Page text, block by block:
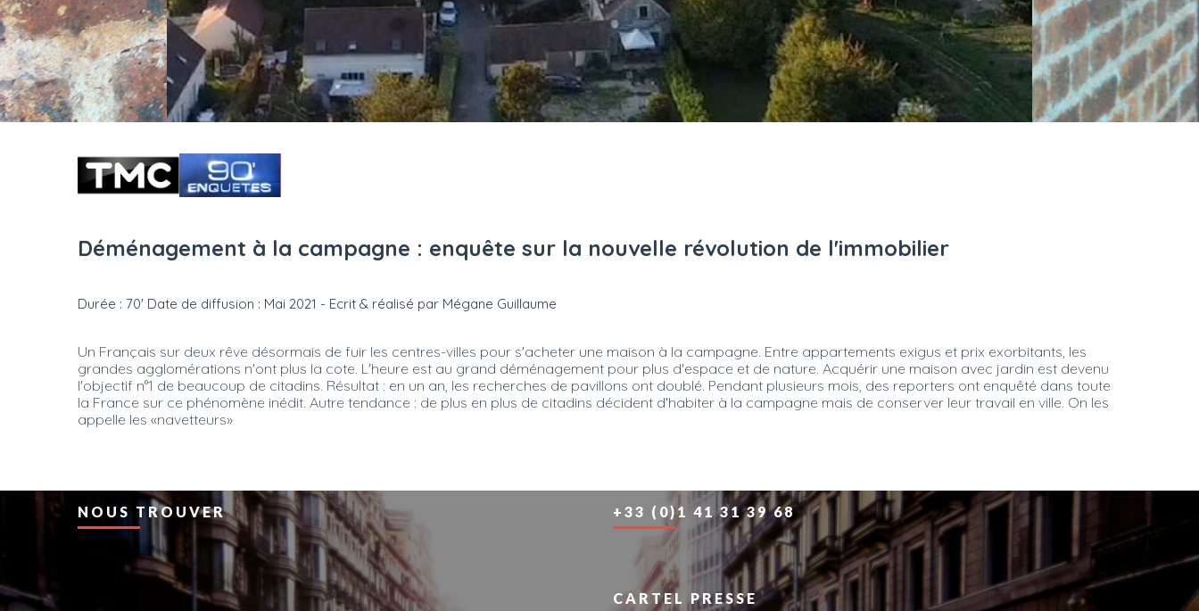
Déménagement à la campagne : enquête sur la nouvelle révolution de l'immobilier
Durée : 70' Date de diffusion : Mai 2021 - Ecrit & réalisé par Mégane Guillaume
Un Français sur deux rêve désormais de fuir les centres-villes pour s'acheter une maison à la campagne. Entre appartements exigus et prix exorbitants, les
grandes agglomérations n'ont plus la cote. L'heure est au grand déménagement pour plus d'espace et de nature. Acquérir une maison avec jardin est devenu
l'objectif n°1 de beaucoup de citadins. Résultat : en un an, les recherches de pavillons ont doublé. Pendant plusieurs mois, des reporters ont enquêté dans toute
la France sur ce phénomène inédit. Autre tendance : de plus en plus de citadins décident d'habiter à la campagne mais de conserver leur travail en ville. On les
appelle les «navetteurs»
NOUS TROUVER +33 (0)1 41 31 39 68
CARTEL PRESSE